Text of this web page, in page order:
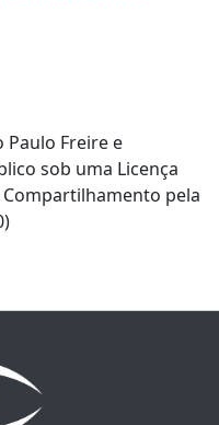
Freire e
sob uma Licença
pela